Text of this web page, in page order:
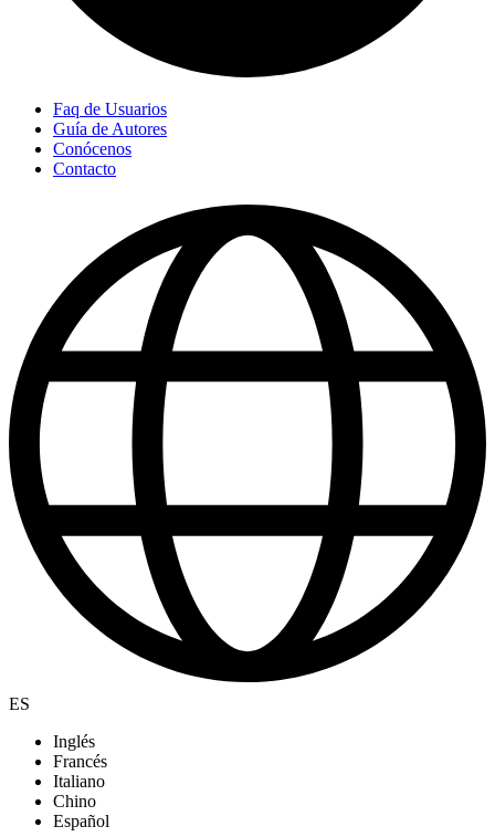
Faq de Usuarios
Guía de Autores
Conócenos
Contacto
ES
Inglés
Francés
Italiano
Chino
Español